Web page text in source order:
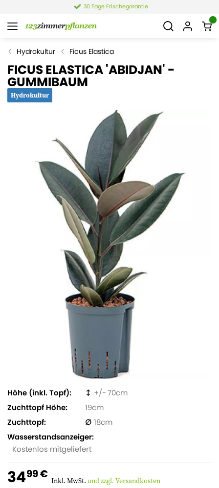
30 Tage Frischegarantie
Hydrokultur Ficus Elastica
FICUS ELASTICA 'ABIDJAN' -
GUMMIBAUM
Hydrokultur
Höhe (inkl. Topf)
70
Zuchttopf Höhe
19
Zuchttopf
18
Wasserstandsanzeiger
Kostenlos mitgeliefert
3499 € Inkl. MwSt. und zzgl. Versandkosten